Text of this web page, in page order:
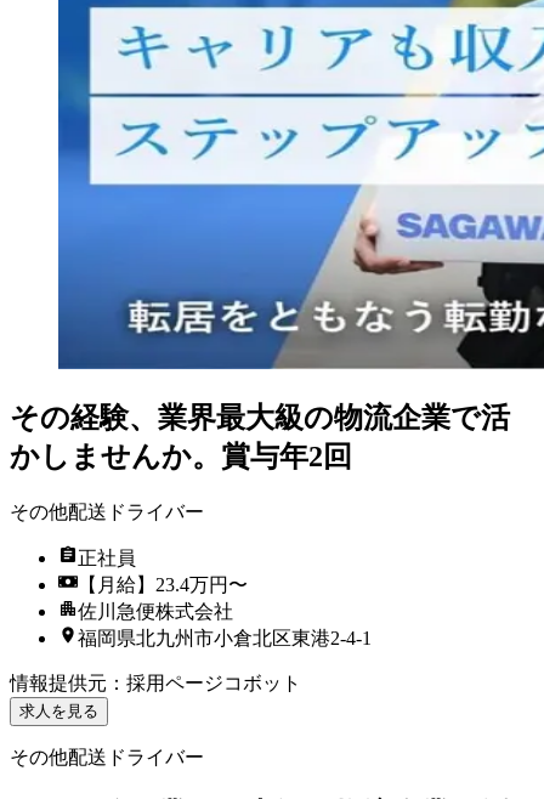
その経験、業界最大級の物流企業で活
かしませんか。賞与年2回
その他配送ドライバー
正社員
【月給】23.4万円〜
佐川急便株式会社
福岡県北九州市小倉北区東港2-4-1
情報提供元 ： 採用ページコボット
求人を見る
その他配送ドライバー